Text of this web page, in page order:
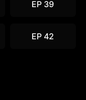
EP 39
EP 42